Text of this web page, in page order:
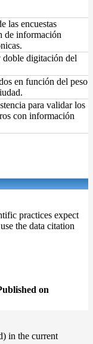
las encuestas
de información
doble digitación del
en función del peso
para validar los
con información
practices expect
the data citation
on
in the current